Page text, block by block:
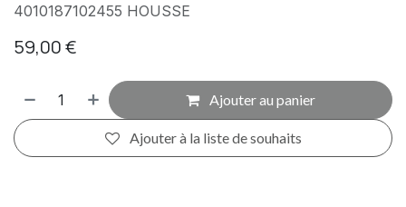
4010187102455 HOUSSE
59,00€
Ajouter au panier
Ajouter à la liste de souhaits